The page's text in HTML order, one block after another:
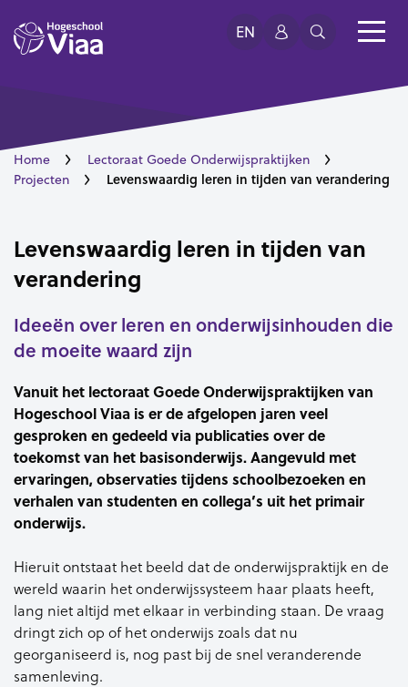
EN
Home
Lectoraat Goede Onderwijspraktijken
Projecten
Levenswaardig leren in tijden van verandering
Levenswaardig leren in tijden van
verandering
Ideeën over leren en onderwijsinhouden die
de moeite waard zijn
Vanuit het lectoraat Goede Onderwijspraktijken van
Hogeschool Viaa is er de afgelopen jaren veel
gesproken en gedeeld via publicaties over de
toekomst van het basisonderwijs. Aangevuld met
ervaringen, observaties tijdens schoolbezoeken en
verhalen van studenten en collega’s uit het primair
onderwijs.
Hieruit ontstaat het beeld dat de onderwijspraktijk en de
wereld waarin het onderwijssysteem haar plaats heeft,
lang niet altijd met elkaar in verbinding staan. De vraag
dringt zich op of het onderwijs zoals dat nu
georganiseerd is, nog past bij de snel veranderende
samenleving.